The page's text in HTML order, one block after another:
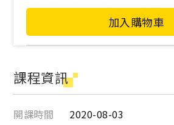
加入購物車
課程資訊
開課時間
2020-08-03